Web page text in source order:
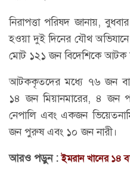
নিরাপত্তা পরিষদ জানায়,
হওয়া দুই দিনের যৌথ অভিযানে
মোট ১২১ জন বিদেশিকে আটক
আটককৃতদের মধ্যে ৭৬ জন
১৪ জন মিয়ানমারের, ৪ জন
নেপালি এবং একজন
জন পুরুষ এবং ১০ জন নারী।
আরও পড়ুন :ইমরান খানের ১৪